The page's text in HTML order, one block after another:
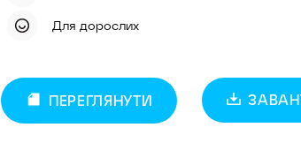
Для дорослих
ПЕРЕГЛЯНУТИ